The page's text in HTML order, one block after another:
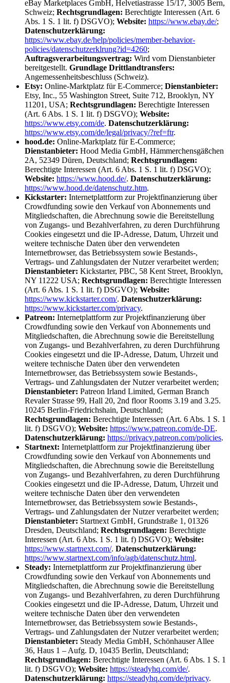
eBay Marketplaces GmbH, Helvetiastrasse 15/17, 3005 Bern,
Schweiz; Rechtsgrundlagen: Berechtigte Interessen (Art. 6
Abs. 1 S. 1 lit. f) DSGVO); Website: https://www.ebay.de/;
Datenschutzerklärung:
https://www.ebay.de/help/policies/member-behavior-
policies/datenschutzerklrung?id=4260;
Auftragsverarbeitungsvertrag: Wird vom Dienstanbieter
bereitgestellt. Grundlage Drittlandtransfers:
Angemessenheitsbeschluss (Schweiz).
Etsy: Online-Marktplatz für E-Commerce; Dienstanbieter:
Etsy, Inc., 55 Washington Street, Suite 712, Brooklyn, NY
11201, USA; Rechtsgrundlagen: Berechtigte Interessen
(Art. 6 Abs. 1 S. 1 lit. f) DSGVO); Website:
https://www.etsy.com/de. Datenschutzerklärung:
https://www.etsy.com/de/legal/privacy/?ref=ftr.
hood.de: Online-Marktplatz für E-Commerce;
Dienstanbieter: Hood Media GmbH, Hämmerchensgäßchen
2A, 52349 Düren, Deutschland; Rechtsgrundlagen:
Berechtigte Interessen (Art. 6 Abs. 1 S. 1 lit. f) DSGVO);
Website: https://www.hood.de/. Datenschutzerklärung:
https://www.hood.de/datenschutz.htm.
Kickstarter: Internetplattform zur Projektfinanzierung über
Crowdfunding sowie den Verkauf von Abonnements und
Mitgliedschaften, die Abrechnung sowie die Bereitstellung
von Zugangs- und Bezahlverfahren, zu deren Durchführung
Cookies eingesetzt und die IP-Adresse, Datum, Uhrzeit und
weitere technische Daten über den verwendeten
Internetbrowser, das Betriebssystem sowie Bestands-,
Vertrags- und Zahlungsdaten der Nutzer verarbeitet werden;
Dienstanbieter: Kickstarter, PBC, 58 Kent Street, Brooklyn,
NY 11222 USA; Rechtsgrundlagen: Berechtigte Interessen
(Art. 6 Abs. 1 S. 1 lit. f) DSGVO); Website:
https://www.kickstarter.com/. Datenschutzerklärung:
https://www.kickstarter.com/privacy.
Patreon: Internetplattform zur Projektfinanzierung über
Crowdfunding sowie den Verkauf von Abonnements und
Mitgliedschaften, die Abrechnung sowie die Bereitstellung
von Zugangs- und Bezahlverfahren, zu deren Durchführung
Cookies eingesetzt und die IP-Adresse, Datum, Uhrzeit und
weitere technische Daten über den verwendeten
Internetbrowser, das Betriebssystem sowie Bestands-,
Vertrags- und Zahlungsdaten der Nutzer verarbeitet werden;
Dienstanbieter: Patreon Irland Limited, German Branch
Revaler Strasse 99, Hall 20, 2nd floor Rooms 3.19 and 3.25.
10245 Berlin-Friedrichshain, Deutschland;
Rechtsgrundlagen: Berechtigte Interessen (Art. 6 Abs. 1 S. 1
lit. f) DSGVO); Website: https://www.patreon.com/de-DE.
Datenschutzerklärung: https://privacy.patreon.com/policies.
Startnext: Internetplattform zur Projektfinanzierung über
Crowdfunding sowie den Verkauf von Abonnements und
Mitgliedschaften, die Abrechnung sowie die Bereitstellung
von Zugangs- und Bezahlverfahren, zu deren Durchführung
Cookies eingesetzt und die IP-Adresse, Datum, Uhrzeit und
weitere technische Daten über den verwendeten
Internetbrowser, das Betriebssystem sowie Bestands-,
Vertrags- und Zahlungsdaten der Nutzer verarbeitet werden;
Dienstanbieter: Startnext GmbH, Grundstraße 1, 01326
Dresden, Deutschland; Rechtsgrundlagen: Berechtigte
Interessen (Art. 6 Abs. 1 S. 1 lit. f) DSGVO); Website:
https://www.startnext.com/. Datenschutzerklärung:
https://www.startnext.com/info/agb/datenschutz.html.
Steady: Internetplattform zur Projektfinanzierung über
Crowdfunding sowie den Verkauf von Abonnements und
Mitgliedschaften, die Abrechnung sowie die Bereitstellung
von Zugangs- und Bezahlverfahren, zu deren Durchführung
Cookies eingesetzt und die IP-Adresse, Datum, Uhrzeit und
weitere technische Daten über den verwendeten
Internetbrowser, das Betriebssystem sowie Bestands-,
Vertrags- und Zahlungsdaten der Nutzer verarbeitet werden;
Dienstanbieter: Steady Media GmbH, Schönhauser Allee
36, Haus 1 – Aufg. D, 10435 Berlin, Deutschland;
Rechtsgrundlagen: Berechtigte Interessen (Art. 6 Abs. 1 S. 1
lit. f) DSGVO); Website: https://steadyhq.com/de/.
Datenschutzerklärung: https://steadyhq.com/de/privacy.